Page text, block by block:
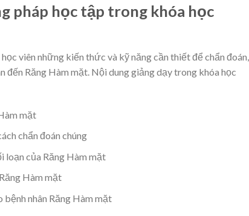
pháp học tập trong khóa học
viên những kiến thức và kỹ năng cần thiết để chẩn đoán,
đến Răng Hàm mặt. Nội dung giảng dạy trong khóa học
mặt
chẩn đoán chúng
loạn của Răng Hàm mặt
Hàm mặt
nhân Răng Hàm mặt